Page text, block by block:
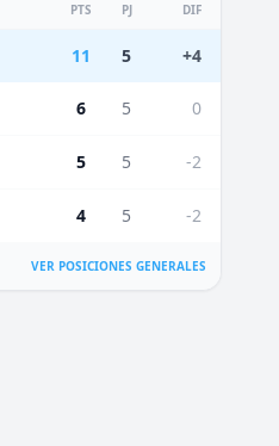
PTS PJ DIF
11 5 +4
6 5 0
5 5 -2
4 5 -2
VER POSICIONES GENERALES